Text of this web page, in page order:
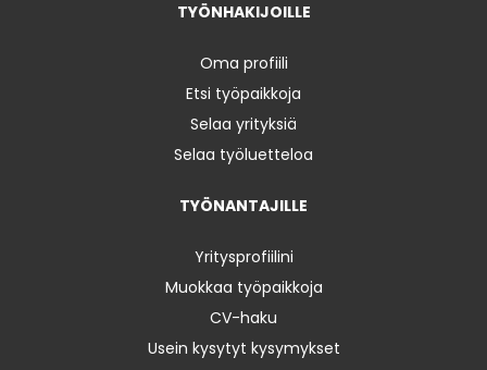
TYÖNHAKIJOILLE
Oma profiili
Etsi työpaikkoja
Selaa yrityksiä
Selaa työluetteloa
TYÖNANTAJILLE
Yritysprofiilini
Muokkaa työpaikkoja
CV-haku
Usein kysytyt kysymykset